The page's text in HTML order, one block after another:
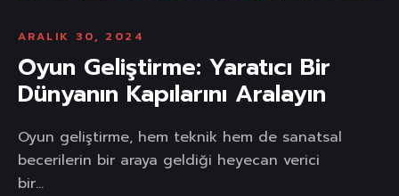
ARALIK 30, 2024
Oyun Geliştirme: Yaratıcı Bir
Dünyanın Kapılarını Aralayın
Oyun geliştirme, hem teknik hem de sanatsal
becerilerin bir araya geldiği heyecan verici
bir...